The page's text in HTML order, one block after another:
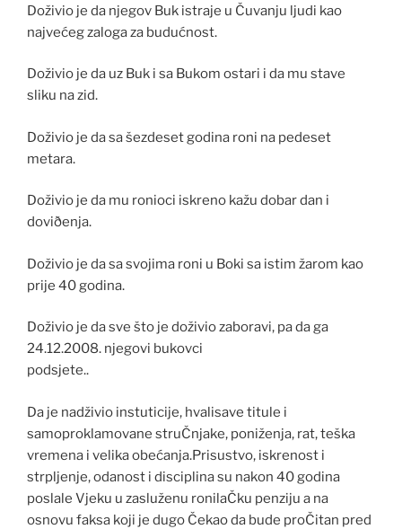
Doživio je da njegov Buk istraje u Čuvanju ljudi kao
najvećeg zaloga za budućnost.
Doživio je da uz Buk i sa Bukom ostari i da mu stave
sliku na zid.
Doživio je da sa šezdeset godina roni na pedeset
metara.
Doživio je da mu ronioci iskreno kažu dobar dan i
doviðenja.
Doživio je da sa svojima roni u Boki sa istim žarom kao
prije 40 godina.
Doživio je da sve što je doživio zaboravi, pa da ga
24.12.2008. njegovi bukovci
podsjete..
Da je nadživio instuticije, hvalisave titule i
samoproklamovane struČnjake, poniženja, rat, teška
vremena i velika obećanja.Prisustvo, iskrenost i
strpljenje, odanost i disciplina su nakon 40 godina
poslale Vjeku u zasluženu ronilaČku penziju a na
osnovu faksa koji je dugo Čekao da bude proČitan pred